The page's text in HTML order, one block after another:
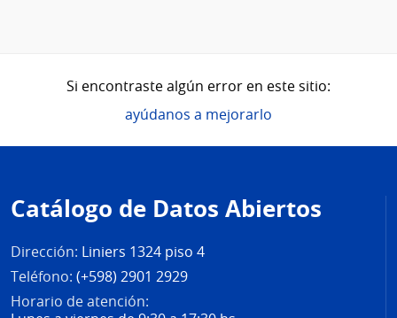
Si encontraste algún error en este sitio:
ayúdanos a mejorarlo
de
página
Catálogo de Datos Abiertos
Dirección: Liniers 1324 piso 4
Teléfono: (+598) 2901 2929
Horario de atención: